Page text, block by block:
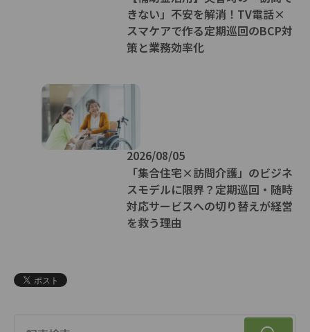
きない」不安を解消！TV電話×
スマケアで作る定期巡回のBCP対
策と業務効率化
2026/08/05
「集合住宅×訪問介護」のビジネ
スモデルに限界？定期巡回・随時
対応サービスへの切り替えが経営
を救う理由